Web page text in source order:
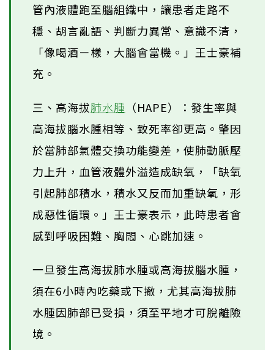
管內液體跑至腦組織中，讓患者走路不
穩、胡言亂語、判斷力異常、意識不清，
「像喝酒ㄧ樣，大腦會當機。」王士豪補
充。
三、高海拔肺水腫 （HAPE）：發生率與
高海拔腦水腫相等、致死率卻更高。肇因
於當肺部氣體交換功能變差，使肺動脈壓
力上升，血管液體外溢造成缺氧，「缺氧
引起肺部積水，積水又反而加重缺氧，形
成惡性循環。」王士豪表示，此時患者會
感到呼吸困難、胸悶、心跳加速。
一旦發生高海拔肺水腫或高海拔腦水腫，
須在6小時內吃藥或下撤，尤其高海拔肺
水腫因肺部已受損，須至平地才可脫離險
境。